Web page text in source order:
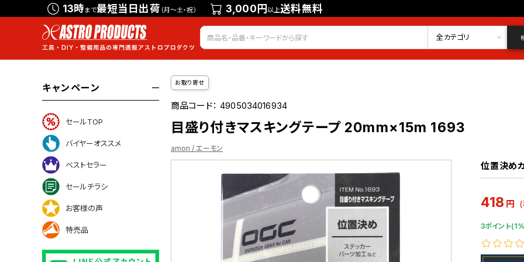
13時まで最短当日出荷 （月～土・祝） 3,000円以上送料無料
会員登録 ログイン
お気に入り
全カテゴリ
キャンペーン
セールTOP
バイヤーオススメ
ベストセラー
セールチラシ
お客様の声
特売品
お取り寄せ
商品コード：4905034016934
目盛り付きマスキングテープ 20mm×15m 1693
amon / エーモン
位置決め
418 円
3ポイント